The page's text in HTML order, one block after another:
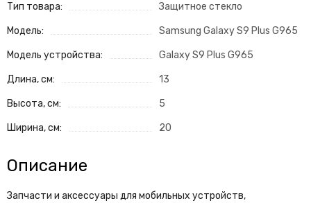
Тип товара: Защитное стекло
Модель: Samsung Galaxy S9 Plus G965
Модель устройства: Galaxy S9 Plus G965
Длина, см: 13
Высота, см: 5
Ширина, см: 20
Описание
Запчасти и аксессуары для мобильных устройств,